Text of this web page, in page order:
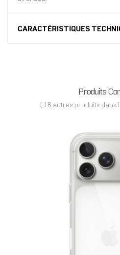
CARACTÉRISTIQUES
Produits
( 16 autres produits dans